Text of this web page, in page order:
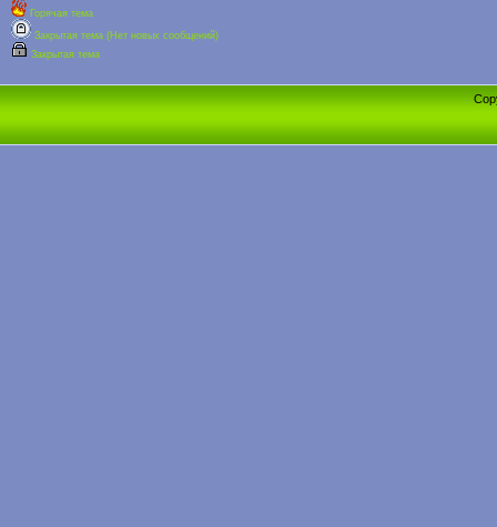
Горячая тема
Закрытая тема (Нет новых сообщений)
Закрытая тема